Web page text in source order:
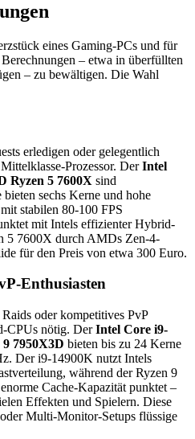
eines Gaming-PCs und für
– etwa in überfüllten
– zu bewältigen. Die Wahl
erledigen oder gelegentlich
Prozessor. DerIntel
Ryzen 5 7600X sind
sechs Kerne und hohe
stabilen 80-100 FPS
mit Intels effizienter Hybrid-
5 7600X durch AMDs Zen-4-
für den Preis von etwa 300 Euro.
Enthusiasten
oder kompetitives PvP
CPUs nötig. DerIntel Core i9-
7950X3D bieten bis zu 24 Kerne
Der i9-14900K nutzt Intels
während der Ryzen 9
Cache-Kapazität punktet –
Effekten und Spielern. Diese
Multi-Monitor-Setups flüssige